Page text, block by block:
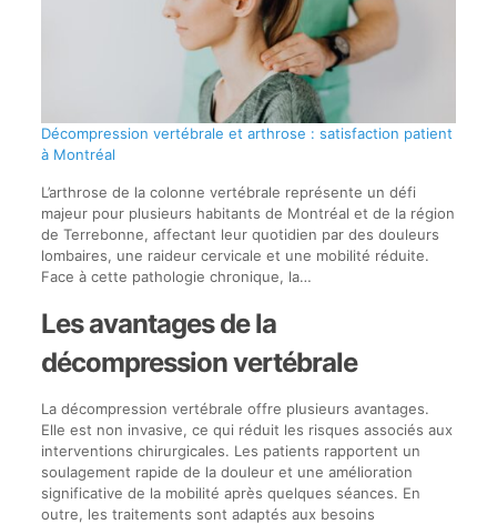
Décompression vertébrale et arthrose : satisfaction patient
à Montréal
L’arthrose de la colonne vertébrale représente un défi
majeur pour plusieurs habitants de Montréal et de la région
de Terrebonne, affectant leur quotidien par des douleurs
lombaires, une raideur cervicale et une mobilité réduite.
Face à cette pathologie chronique, la…
Les avantages de la
décompression vertébrale
La décompression vertébrale offre plusieurs avantages.
Elle est non invasive, ce qui réduit les risques associés aux
interventions chirurgicales. Les patients rapportent un
soulagement rapide de la douleur et une amélioration
significative de la mobilité après quelques séances. En
outre, les traitements sont adaptés aux besoins